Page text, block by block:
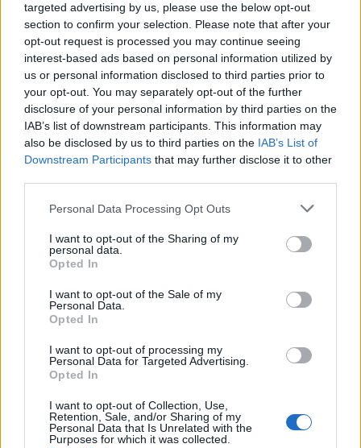
targeted advertising by us, please use the below opt-out
section to confirm your selection. Please note that after your
opt-out request is processed you may continue seeing
interest-based ads based on personal information utilized by
us or personal information disclosed to third parties prior to
your opt-out. You may separately opt-out of the further
disclosure of your personal information by third parties on the
IAB’s list of downstream participants. This information may
also be disclosed by us to third parties on the IAB’s List of
Downstream Participants that may further disclose it to other
Please note that this website/app uses one or more Google
not limited to your visit or usage behaviour. You may click to
grant or deny consent to Google and its third-party tags to
use your data for below specified purposes in below Google
consent section.
Personal Data Processing Opt Outs
I want to opt-out of the Sharing of my
personal data.
Opted In
I want to opt-out of the Sale of my
Personal Data.
Opted In
I want to opt-out of processing my
Personal Data for Targeted Advertising.
Opted In
I want to opt-out of Collection, Use,
Retention, Sale, and/or Sharing of my
Personal Data that Is Unrelated with the
Purposes for which it was collected.
Νοσοκομείο «Παπαγεωργίου»: Οι μώλωπες δεν
οφείλονται σε βιαιοπραγία, αλλά στη βίαιη
αφαίρεση φλεβοκαθετήρων
Η διοίκηση του νοσοκομείου Παπαγεωργίου
εξέδωσε την παρακάτω ανακοίνωση μετά τη
δημοσιοποίηση της καταγγελίας.
Ο ασθενής Α. Γ., ετών 98, εισήχθη στις 25-08-2022
και ώρα 22:30 μ.μ., στην Ουρολογική Κλινική, μέσω
του Τμήματος Επειγόντων Περιστατικών, λόγω
αιματουρίας, με ιστορικό Ca προστάτη και λήψη
αντιπηκτικής αγωγής λόγω κολπικής μαρμαρυγής.
Για την αντιμετώπιση της αιματουρίας τέθηκαν